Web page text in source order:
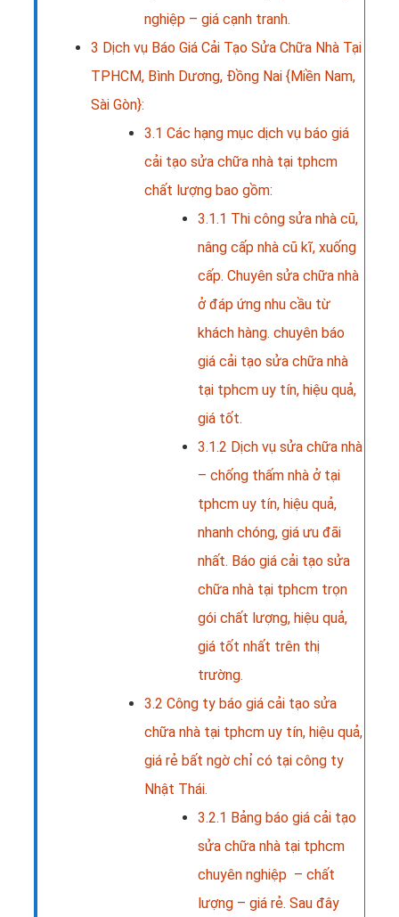
nghiệp – giá cạnh tranh.
3 Dịch vụ Báo Giá Cải Tạo Sửa Chữa Nhà Tại
TPHCM, Bình Dương, Đồng Nai {Miền Nam,
Sài Gòn}:
3.1 Các hạng mục dịch vụ báo giá
cải tạo sửa chữa nhà tại tphcm
chất lượng bao gồm:
3.1.1 Thi công sửa nhà cũ,
nâng cấp nhà cũ kĩ, xuống
cấp. Chuyên sửa chữa nhà
ở đáp ứng nhu cầu từ
khách hàng. chuyên báo
giá cải tạo sửa chữa nhà
tại tphcm uy tín, hiệu quả,
giá tốt.
3.1.2 Dịch vụ sửa chữa nhà
– chống thấm nhà ở tại
tphcm uy tín, hiệu quả,
nhanh chóng, giá ưu đãi
nhất. Báo giá cải tạo sửa
chữa nhà tại tphcm trọn
gói chất lượng, hiệu quả,
giá tốt nhất trên thị
trường.
3.2 Công ty báo giá cải tạo sửa
chữa nhà tại tphcm uy tín, hiệu quả,
giá rẻ bất ngờ chỉ có tại công ty
Nhật Thái.
3.2.1 Bảng báo giá cải tạo
sửa chữa nhà tại tphcm
chuyên nghiệp – chất
lượng – giá rẻ. Sau đây